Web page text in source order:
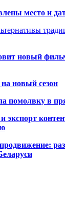
место и
новый
новый сезон
помолвку в
экспорт